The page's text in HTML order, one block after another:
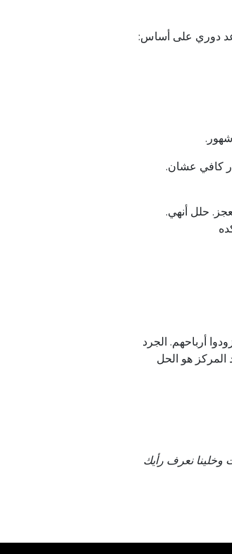
:عد دوري على أساس
.اضبط الجدول على حسب قدرات فريقك وعمليات المحل. الهدف إنك تعد بتكرار كافي عشان
.تابع النتائج وحسن الأداء: استخدم أداة زي دارت ڤيدر لمراقبة الفروق وأنماط العجز. حلل أنهي
أرباحهم. الجرد
المركز هو الحل
وخلينا نعرف رأيك